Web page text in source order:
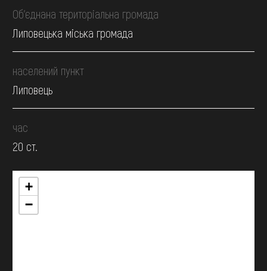
Об’єднана територіальна громада
Липовецька міська громада
населений пункт
Липовець
час
20 ст.
+
−